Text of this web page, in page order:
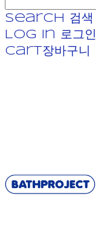
Search
검색
Log In
로그인
Cart장바구니